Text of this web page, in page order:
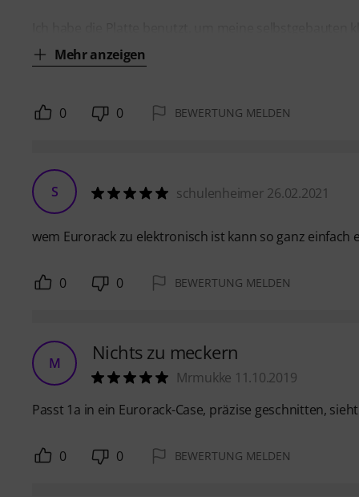
Mehr anzeigen
0 0 BEWERTUNG MELDEN
S schulenheimer 26.02.2021
wem Eurorack zu elektronisch ist kann so ganz
0 0 BEWERTUNG MELDEN
M Nichts zu meckern
Mrmukke 11.10.2019
Passt 1a in ein Eurorack-Case, präzise geschnitten,
0 0 BEWERTUNG MELDEN